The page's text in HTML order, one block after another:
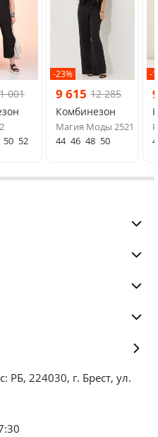
001
50 52
-23%
9 615 12 285
Комбинезон
Магия Моды 2521
44 46 48 50
-
224030, г. Брест, ул.